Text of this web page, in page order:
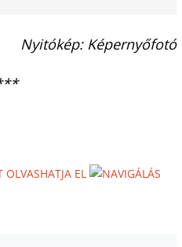
Nyitókép: Képernyőfotó
OLVASHATJA EL